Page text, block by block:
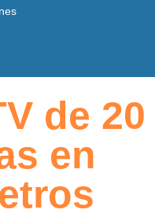
de 20
en